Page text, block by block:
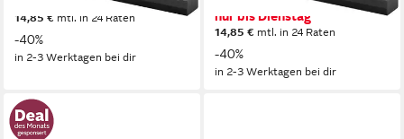
14,85 € mtl. in 24 Raten
-40%
in 2-3 Werktagen bei dir
nur bis Dienstag
14,85 € mtl. in 24 Raten
-40%
in 2-3 Werktagen bei dir